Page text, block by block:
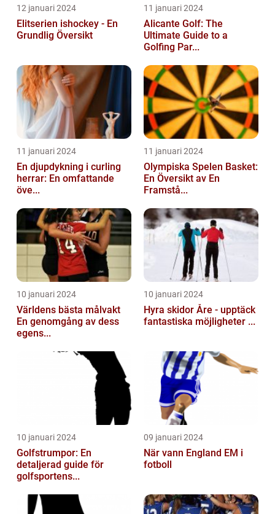
12 januari 2024
Elitserien ishockey - En
Grundlig Översikt
11 januari 2024
Alicante Golf: The
Ultimate Guide to a
Golfing Par...
11 januari 2024
En djupdykning i curling
herrar: En omfattande
öve...
11 januari 2024
Olympiska Spelen Basket:
En Översikt av En
Framstå...
10 januari 2024
Världens bästa målvakt
En genomgång av dess
egens...
10 januari 2024
Hyra skidor Åre - upptäck
fantastiska möjligheter ...
10 januari 2024
Golfstrumpor: En
detaljerad guide för
golfsportens...
09 januari 2024
När vann England EM i
fotboll